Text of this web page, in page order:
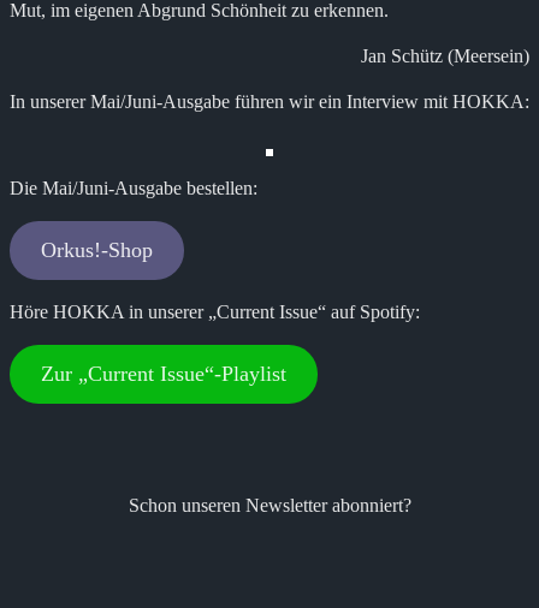
Mut, im eigenen Abgrund Schönheit zu erkennen.
Jan Schütz (Meersein)
In unserer Mai/Juni-Ausgabe führen wir ein Interview mit HOKKA:
Die Mai/Juni-Ausgabe bestellen:
Orkus!-Shop
Höre HOKKA in unserer „Current Issue“ auf Spotify:
Zur „Current Issue“-Playlist
Schon unseren Newsletter abonniert?